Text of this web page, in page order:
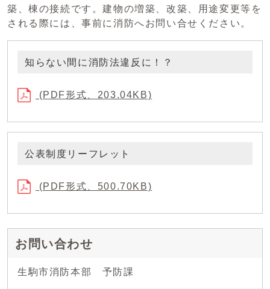
築、棟の接続です。建物の増築、改築、用途変更等を
される際には、事前に消防へお問い合せください。
知らない間に消防法違反に！？
(PDF形式、203.04KB)
公表制度リーフレット
(PDF形式、500.70KB)
お問い合わせ
生駒市消防本部 予防課